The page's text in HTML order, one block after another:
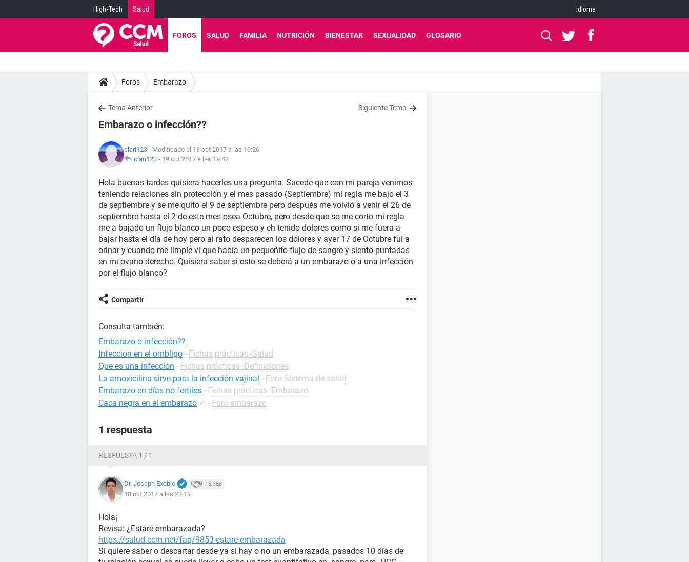
High-Tech Salud Idioma
FOROS SALUD FAMILIA NUTRICIÓN BIENESTAR SEXUALIDAD GLOSARIO
Foros Embarazo
Tema Anterior Siguiente Tema
Embarazo o infección??
clari123 - Modificado el 18 oct 2017 a las 19:26
clari123 - 19 oct 2017 a las 19:42
Hola buenas tardes quisiera hacerles una pregunta. Sucede que con mi pareja venimos
teniendo relaciones sin protección y el mes pasado (Septiembre) mi regla me bajo el 3
de septiembre y se me quito el 9 de septiembre pero después me volvió a venir el 26 de
septiembre hasta el 2 de este mes osea Octubre, pero desde que se me corto mi regla
me a bajado un flujo blanco un poco espeso y eh tenido dolores como si me fuera a
bajar hasta el día de hoy pero al rato desparecen los dolores y ayer 17 de Octubre fui a
orinar y cuando me limpie vi que había un pequeñito flujo de sangre y siento puntadas
en mi ovario derecho. Quisiera saber si esto se deberá a un embarazo o a una infección
por el flujo blanco?
Compartir
Consulta también:
Embarazo o infección??
Infeccion en el ombligo - Fichas prácticas -Salud
Que es una infección - Fichas prácticas -Definiciones
La amoxicilina sirve para la infección vajinal - Foro Sistema de salud
Embarazo en días no fertiles - Fichas prácticas -Embarazo
Caca negra en el embarazo ✓ - Foro embarazo
1 respuesta
RESPUESTA 1 / 1
Dr. Joseph Exebio 16.358
18 oct 2017 a las 23:19
Hola¡
Revisa: ¿Estaré embarazada?
https://salud.ccm.net/faq/9853-estare-embarazada
Si quiere saber o descartar desde ya si hay o no un embarazada, pasados 10 días de